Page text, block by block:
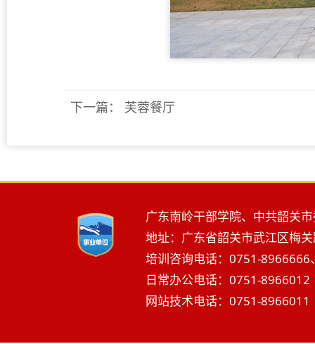
下一篇： 芙蓉餐厅
广东南岭干部学院、中共韶关
地址：广东省韶关市武江区梅
培训咨询电话：0751-
日常办公电话：0751-
网站技术电话：0751-